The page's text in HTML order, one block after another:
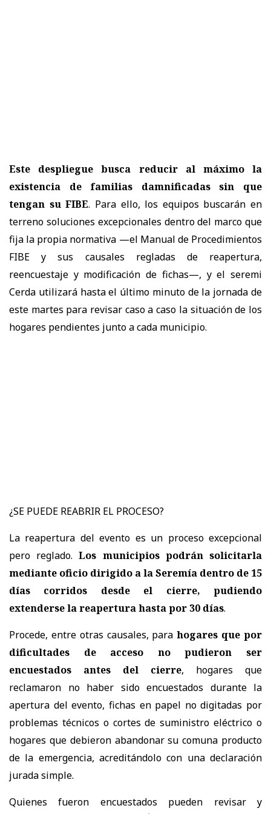
Este despliegue busca reducir al máximo la
existencia de familias damnificadas sin que
tengan su FIBE. Para ello, los equipos buscarán en
terreno soluciones excepcionales dentro del marco que
fija la propia normativa —el Manual de Procedimientos
FIBE y sus causales regladas de reapertura,
reencuestaje y modificación de fichas—, y el seremi
Cerda utilizará hasta el último minuto de la jornada de
este martes para revisar caso a caso la situación de los
hogares pendientes junto a cada municipio.
¿SE PUEDE REABRIR EL PROCESO?
La reapertura del evento es un proceso excepcional
pero reglado. Los municipios podrán solicitarla
mediante oficio dirigido a la Seremía dentro de 15
días corridos desde el cierre, pudiendo
extenderse la reapertura hasta por 30 días.
Procede, entre otras causales, para hogares que por
dificultades de acceso no pudieron ser
encuestados antes del cierre, hogares que
reclamaron no haber sido encuestados durante la
apertura del evento, fichas en papel no digitadas por
problemas técnicos o cortes de suministro eléctrico o
hogares que debieron abandonar su comuna producto
de la emergencia, acreditándolo con una declaración
jurada simple.
Quienes fueron encuestados pueden revisar y